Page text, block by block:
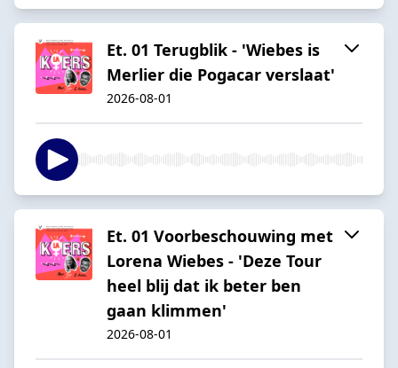
Et. 01 Terugblik - 'Wiebes is
Merlier die Pogacar verslaat'
2026-08-01
Et. 01 Voorbeschouwing met
Lorena Wiebes - 'Deze Tour
heel blij dat ik beter ben
gaan klimmen'
2026-08-01